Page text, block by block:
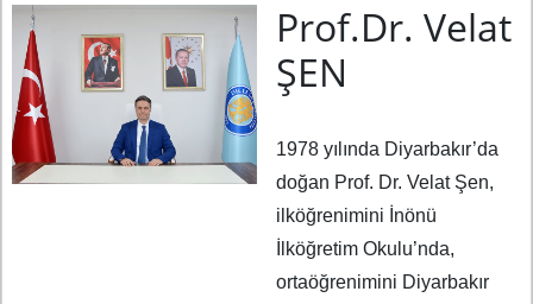
Prof.Dr. Velat
ŞEN
1978 yılında Diyarbakır’da
doğan Prof. Dr. Velat Şen,
ilköğrenimini İnönü
İlköğretim Okulu’nda,
ortaöğrenimini Diyarbakır